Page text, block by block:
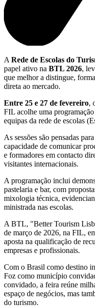
A Rede de Escolas do
papel ativo na BTL 2026,
que melhor a distingue,
direta ao mercado.
Entre 25 e 27 de fevereiro,
FIL acolhe uma
equipas da rede de escolas
As sessões são pensadas
capacidade de comunicar
e formadores em contacto
visitantes internacionais.
A programação inclui
pastelaria e bar, com
mixologia técnica,
ministrada nas escolas.
A BTL, "Better Tourism
de março de 2026, na FIL,
aposta na qualificação de
empresas e profissionais.
Com o Brasil como destino
Foz como município
convidado, a feira reúne
espaço de negócios, mas
do turismo.